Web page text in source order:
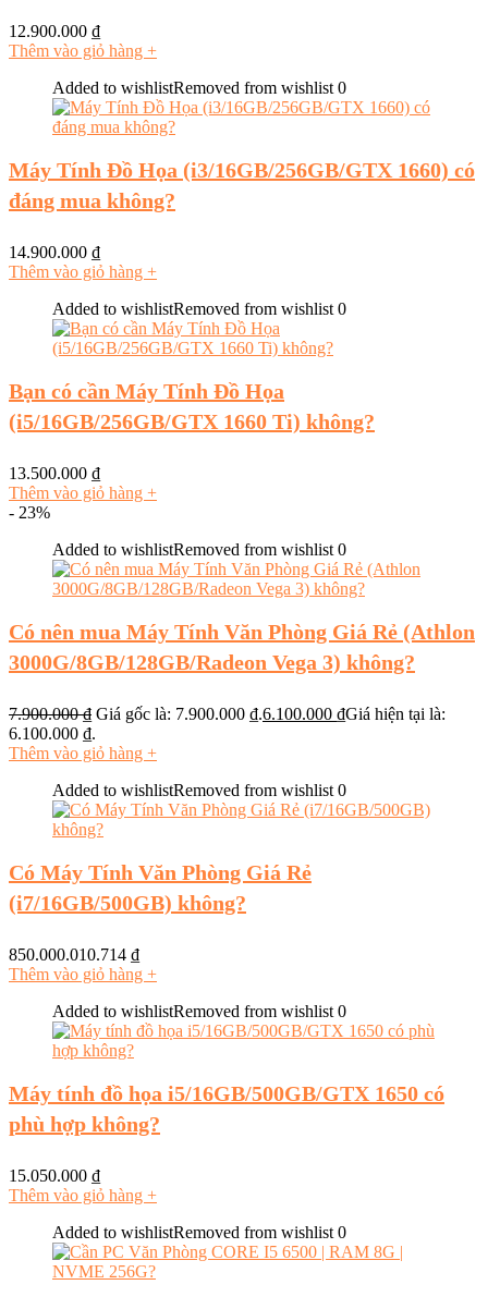
12.900.000 ₫
Thêm vào giỏ hàng +
Added to wishlistRemoved from wishlist 0
Máy Tính Đồ Họa (i3/16GB/256GB/GTX 1660) có
đáng mua không?
14.900.000 ₫
Thêm vào giỏ hàng +
Added to wishlistRemoved from wishlist 0
Bạn có cần Máy Tính Đồ Họa
(i5/16GB/256GB/GTX 1660 Ti) không?
13.500.000 ₫
Thêm vào giỏ hàng +
- 23%
Added to wishlistRemoved from wishlist 0
Có nên mua Máy Tính Văn Phòng Giá Rẻ (Athlon
3000G/8GB/128GB/Radeon Vega 3) không?
7.900.000₫ Giá gốc là: 7.900.000 ₫.6.100.000 ₫Giá hiện tại là:
6.100.000 ₫.
Thêm vào giỏ hàng +
Added to wishlistRemoved from wishlist 0
Có Máy Tính Văn Phòng Giá Rẻ
(i7/16GB/500GB) không?
850.000.010.714 ₫
Thêm vào giỏ hàng +
Added to wishlistRemoved from wishlist 0
Máy tính đồ họa i5/16GB/500GB/GTX 1650 có
phù hợp không?
15.050.000 ₫
Thêm vào giỏ hàng +
Added to wishlistRemoved from wishlist 0